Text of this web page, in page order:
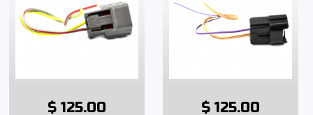
$ 125.00 $ 125.00